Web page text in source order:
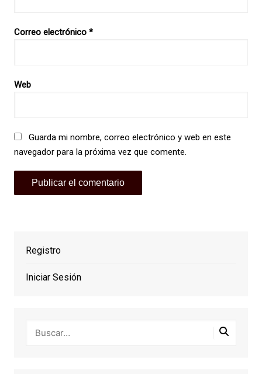
Correo electrónico *
Web
Guarda mi nombre, correo electrónico y web en este
navegador para la próxima vez que comente.
Registro
Iniciar Sesión